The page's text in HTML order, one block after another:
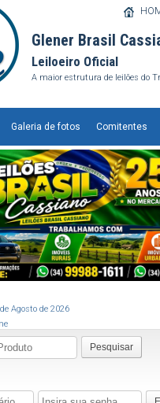
Glener Brasil
Leiloeiro Oficial
A maior estrutura de leilões do
Galeria de fotos Comitentes
de Agosto de 2026
Pesquisar